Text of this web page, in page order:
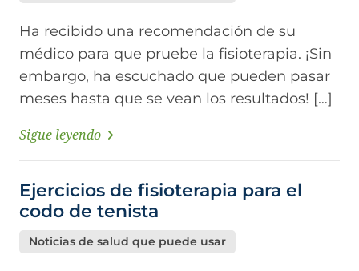
Ha recibido una recomendación de su
médico para que pruebe la fisioterapia. ¡Sin
embargo, ha escuchado que pueden pasar
meses hasta que se vean los resultados! […]
Sigue leyendo
Ejercicios de fisioterapia para el
codo de tenista
Noticias de salud que puede usar